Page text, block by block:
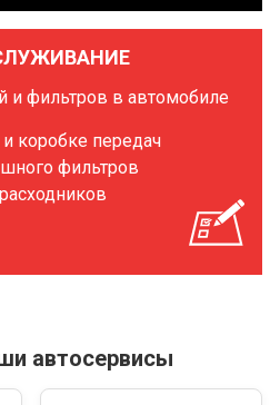
и фильтров в автомобиле
коробке передач
фильтров
автосервисы